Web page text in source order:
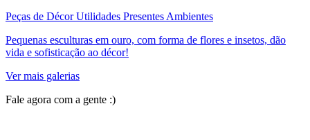
Peças de Décor Utilidades Presentes Ambientes
Pequenas esculturas em ouro, com forma de flores e insetos, dão
vida e sofisticação ao décor!
Ver mais galerias
Fale agora com a gente :)